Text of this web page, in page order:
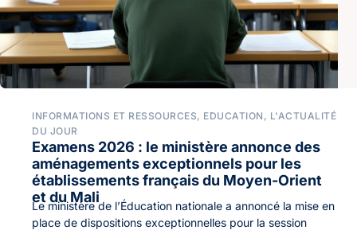
INFORMATIONS ET RESSOURCES, EDUCATION , L'ACTUALITÉ
DU JOUR
Examens 2026 : le ministère annonce des
aménagements exceptionnels pour les
établissements français du Moyen-Orient
et du Mali
Le ministère de l’Éducation nationale a annoncé la mise en
place de dispositions exceptionnelles pour la session